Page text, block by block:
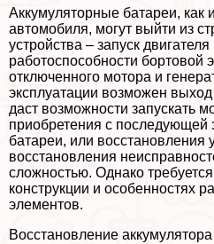
Аккумуляторные батареи, как
автомобиля, могут выйти из
устройства – запуск
работоспособности бортовой
отключенного мотора и
эксплуатации возможен
даст возможности запускать
приобретения с последующей
батареи, или
восстановления
сложностью. Однако
конструкции и особенностях
элементов.
Восстановление аккумулятора